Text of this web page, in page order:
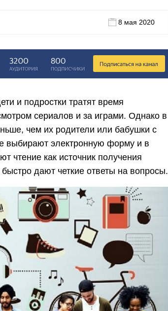
8 мая 2020
и подростки тратят время
сериалов и за играми. Однако в
чем их родители или бабушки с
выбирают электронную форму и в
чтение как источник получения
дают четкие ответы на вопросы.